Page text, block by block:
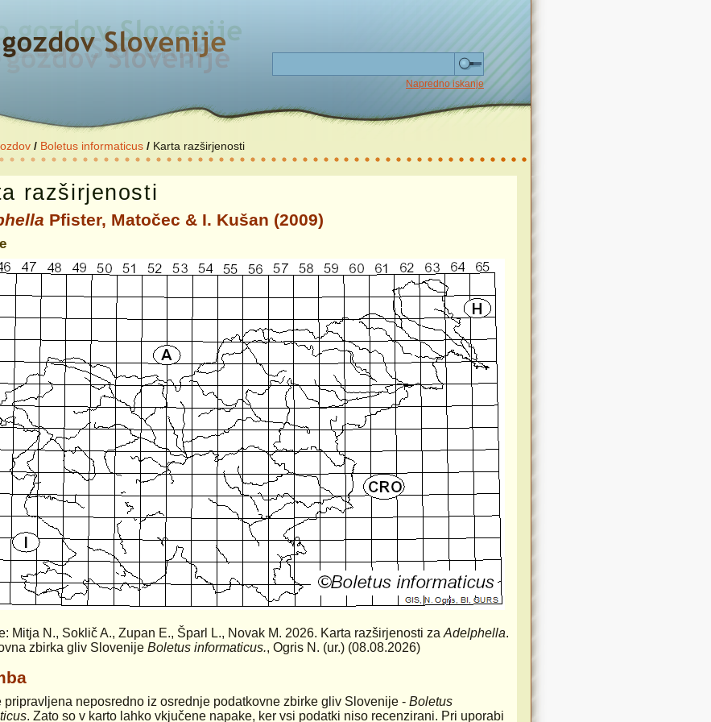
Napredno iskanje
/ Boletus informaticus / Karta razširjenosti
razširjenosti
Pfister, Matočec & I. Kušan (2009)
Mitja N., Soklič A., Zupan E., Šparl L., Novak M. 2026. Karta razširjenosti za Adelphella.
zbirka gliv Slovenije Boletus informaticus., Ogris N. (ur.) (08.08.2026)
pripravljena neposredno iz osrednje podatkovne zbirke gliv Slovenije - Boletus
. Zato so v karto lahko vkjučene napake, ker vsi podatki niso recenzirani. Pri uporabi